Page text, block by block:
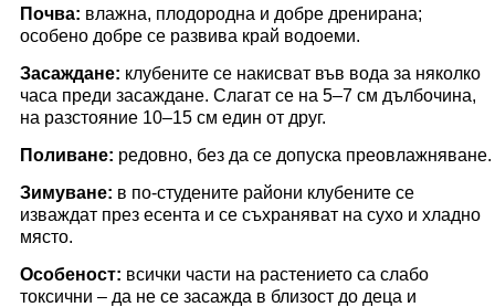
Почва: влажна, плодородна и добре дренирана;
особено добре се развива край водоеми.
Засаждане: клубените се накисват във вода за няколко
часа преди засаждане. Слагат се на 5–7 см дълбочина,
на разстояние 10–15 см един от друг.
Поливане: редовно, без да се допуска преовлажняване.
Зимуване: в по-студените райони клубените се
изваждат през есента и се съхраняват на сухо и хладно
място.
Особеност: всички части на растението са слабо
токсични – да не се засажда в близост до деца и